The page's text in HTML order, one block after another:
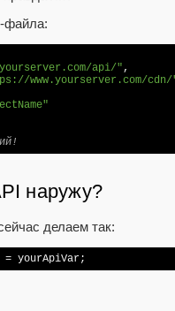
файла:
api/"
www.yourserver.com/cdn/
наружу?
делаем так:
= yourApiVar;